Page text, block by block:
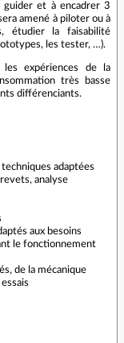
guider et à encadrer 3
amené à piloter ou à
étudier la faisabilité
les tester, …).
expériences de la
très basse
différenciants.
adaptées
analyse
aux besoins
le fonctionnement
de la mécanique